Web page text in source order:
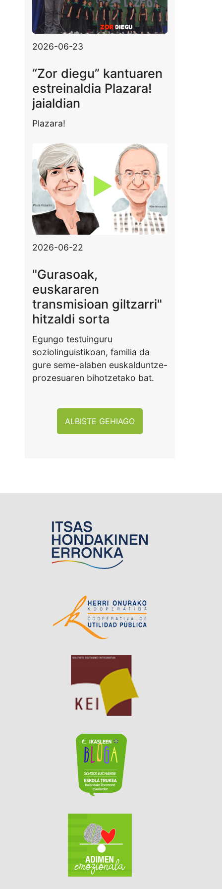
2026-06-23
“Zor diegu” kantuaren
estreinaldia Plazara!
jaialdian
Plazara!
2026-06-22
"Gurasoak,
euskararen
transmisioan giltzarri"
hitzaldi sorta
Egungo testuinguru
soziolinguistikoan, familia da
gure seme-alaben euskalduntze-
prozesuaren bihotzetako bat.
ALBISTE GEHIAGO